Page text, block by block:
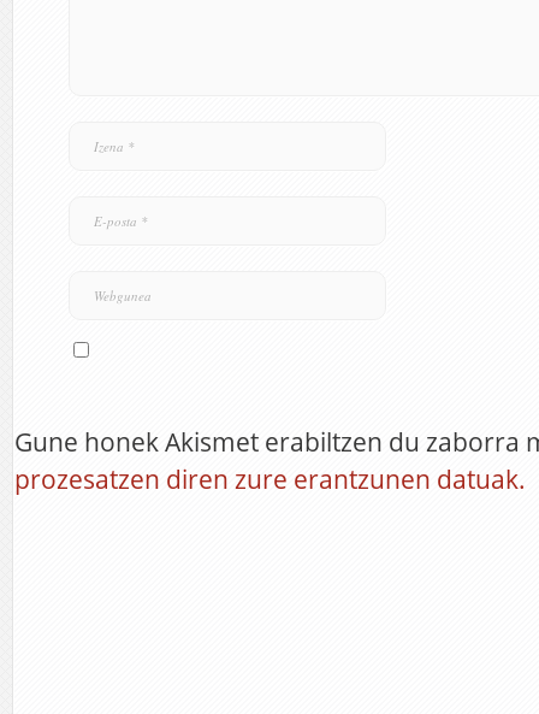
Gune honek Akismet erabiltzen du zaborra
prozesatzen diren zure erantzunen datuak.